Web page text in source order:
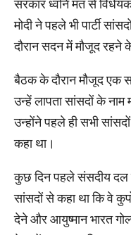
सरकार ध्वनि मत से
मोदी ने पहले भी पार्टी
दौरान सदन में मौजूद रहने
बैठक के दौरान मौजूद एक
उन्हें लापता सांसदों के नाम
उन्होंने पहले ही सभी
कहा था।
कुछ दिन पहले संसदीय दल
सांसदों से कहा था कि वे
देने और आयुष्मान भारत